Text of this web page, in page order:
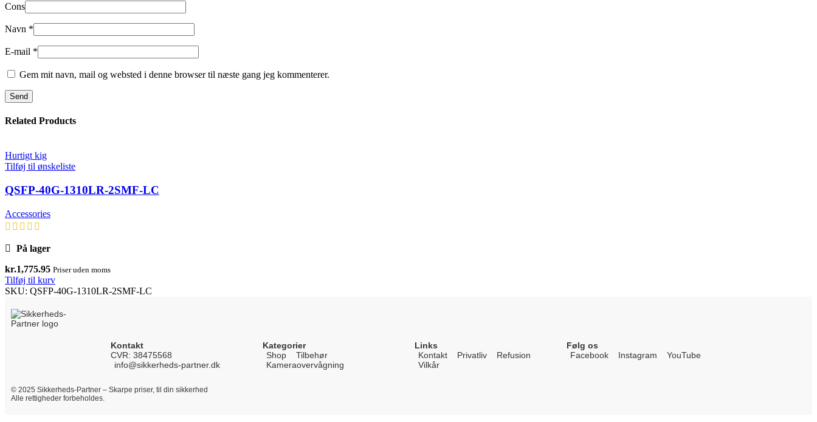
Cons
Navn *
E-mail *
Gem mit navn, mail og websted i denne browser til næste gang jeg kommenterer.
Related Products
Hurtigt kig
Tilføj til ønskeliste
QSFP-40G-1310LR-2SMF-LC
Accessories
På lager
kr.1,775.95 Priser uden moms
Tilføj til kurv
SKU: QSFP-40G-1310LR-2SMF-LC
Kontakt
CVR: 38475568
info@sikkerheds-partner.dk
Kategorier
Shop
Tilbehør
Kameraovervågning
Links
Kontakt
Privatliv
Refusion
Vilkår
Følg os
Facebook
Instagram YouTube
© 2025 Sikkerheds-Partner – Skarpe priser, til din sikkerhed
Alle rettigheder forbeholdes.